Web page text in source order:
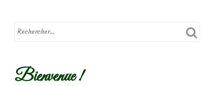
Bienvenue !